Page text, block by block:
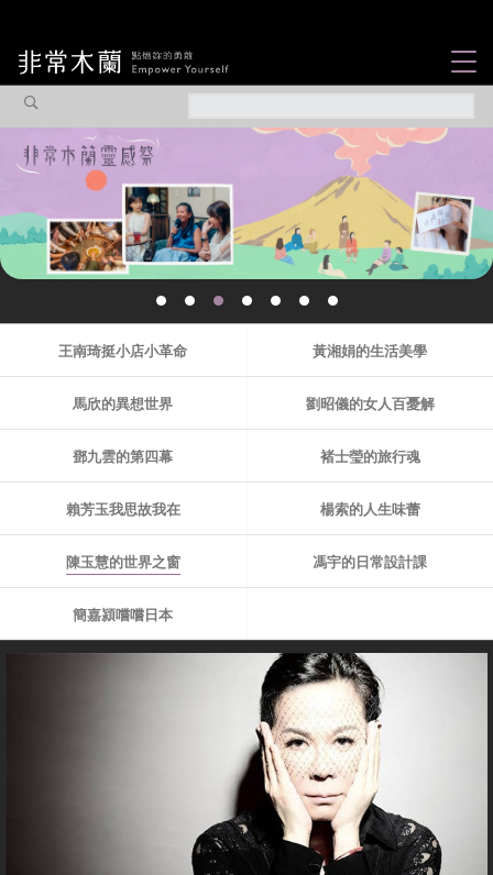
焦點企劃
社會企業
王南琦挺小店小革命 黃湘娟的生活美學
馬欣的異想世界 劉昭儀的女人百憂解
鄧九雲的第四幕 褚士瑩的旅行魂
賴芳玉我思故我在 楊索的人生味蕾
陳玉慧的世界之窗 馮宇的日常設計課
簡嘉潁嚐嚐日本